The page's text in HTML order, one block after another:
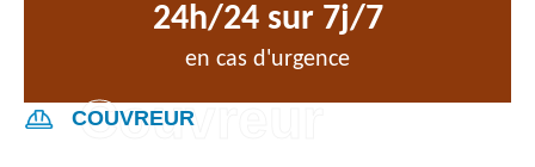
24h/24 sur 7j/7
en cas d'urgence
COUVREUR